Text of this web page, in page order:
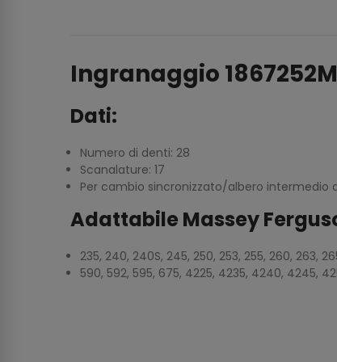
Ingranaggio
Dati:
Numero di denti: 28
Scanalature: 17
Per cambio sincronizzato/albero intermedio
Adattabile Massey
235, 240, 240S, 245, 250, 253, 255, 260, 263,
590, 592, 595, 675, 4225, 4235, 4240, 4245,